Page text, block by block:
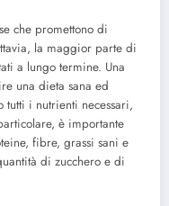
che promettono di
la maggior parte di
a lungo termine. Una
una dieta sana ed
tutti i nutrienti necessari,
è importante
fibre, grassi sani e
di zucchero e di